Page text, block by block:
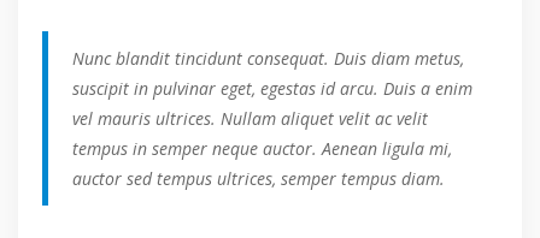
Nunc blandit tincidunt consequat. Duis diam metus,
suscipit in pulvinar eget, egestas id arcu. Duis a enim
vel mauris ultrices. Nullam aliquet velit ac velit
tempus in semper neque auctor. Aenean ligula mi,
auctor sed tempus ultrices, semper tempus diam.